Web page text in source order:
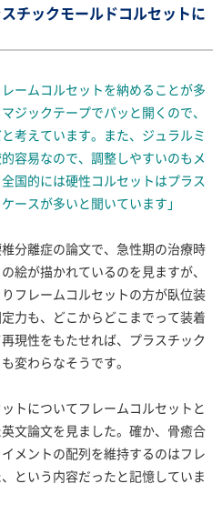
チックモールドコルセットに
ームコルセットを納めることが多
ジックテープでパッと開くので、
考えています。また、ジュラルミ
容易なので、調整しやすいのもメ
国的には硬性コルセットはプラス
ースが多いと聞いています」
分離症の論文で、急性期の治療時
絵が描かれているのを見ますが、
フレームコルセットの方が臥位装
力も、どこからどこまでって装着
現性をもたせれば、プラスチック
変わらなそうです。
トについてフレームコルセットと
文論文を見ました。確か、骨癒合
メントの配列を維持するのはフレ
という内容だったと記憶していま